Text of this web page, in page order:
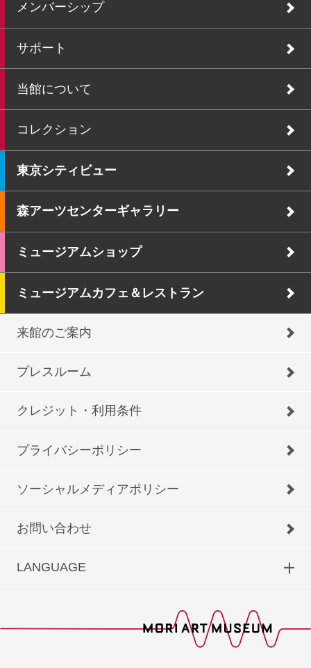
メンバーシップ
サポート
当館について
コレクション
東京シティビュー
森アーツセンターギャラリー
ミュージアムショップ
ミュージアムカフェ＆レストラン
来館のご案内
プレスルーム
クレジット・利用条件
プライバシーポリシー
ソーシャルメディアポリシー
お問い合わせ
LANGUAGE